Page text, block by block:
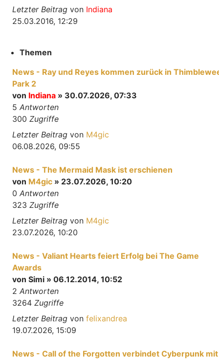
Letzter Beitrag von Indiana
25.03.2016, 12:29
Themen
News - Ray und Reyes kommen zurück in
Park 2
von Indiana » 30.07.2026, 07:33
5 Antworten
300 Zugriffe
Letzter Beitrag von M4gic
06.08.2026, 09:55
News - The Mermaid Mask ist erschienen
von M4gic » 23.07.2026, 10:20
0 Antworten
323 Zugriffe
Letzter Beitrag von M4gic
23.07.2026, 10:20
News - Valiant Hearts feiert Erfolg bei The Game
Awards
von Simi » 06.12.2014, 10:52
2 Antworten
3264 Zugriffe
Letzter Beitrag von felixandrea
19.07.2026, 15:09
News - Call of the Forgotten verbindet Cyberpunk mit